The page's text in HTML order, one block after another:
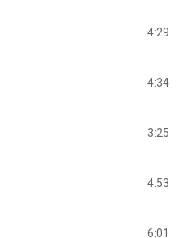
4:29
4:34
3:25
4:53
6:01